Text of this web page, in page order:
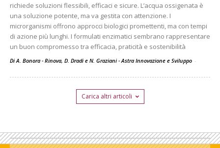
richiede soluzioni flessibili, efficaci e sicure. L’acqua ossigenata è
una soluzione potente, ma va gestita con attenzione. I
microrganismi offrono approcci biologici promettenti, ma con tempi
di azione più lunghi. I formulati enzimatici sembrano rappresentare
un buon compromesso tra efficacia, praticità e sostenibilità
Di A. Bonora - Rinova, D. Dradi e N. Graziani - Astra Innovazione e Sviluppo -
Carica altri articoli